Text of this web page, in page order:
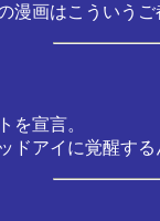
漫画はこういうご
を宣言。
ドアイに覚醒する